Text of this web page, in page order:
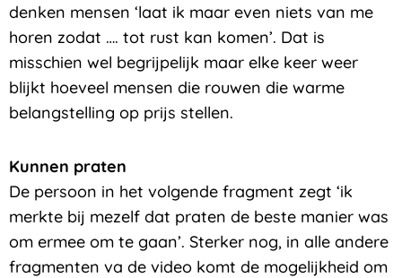
denken mensen ‘laat ik maar even niets van me
horen zodat …. tot rust kan komen’. Dat is
misschien wel begrijpelijk maar elke keer weer
blijkt hoeveel mensen die rouwen die warme
belangstelling op prijs stellen.
Kunnen praten
De persoon in het volgende fragment zegt ‘ik
merkte bij mezelf dat praten de beste manier was
om ermee om te gaan’. Sterker nog, in alle andere
fragmenten va de video komt de mogelijkheid om